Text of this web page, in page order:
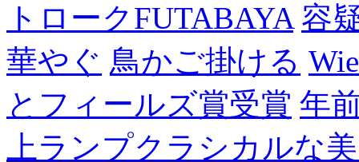
トロークFUTABAYA 容
華やぐ 鳥かご掛ける
とフィールズ賞受賞 年
上ランプクラシカルな